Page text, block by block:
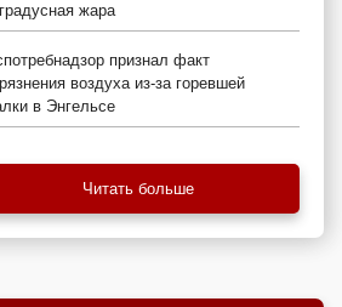
жара
признал факт
воздуха из-за горевшей
в Энгельсе
Читать больше